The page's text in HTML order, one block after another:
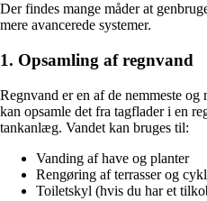
Der findes mange måder at
mere avancerede systemer.
1. Opsamling af regnvand
Regnvand er en af de nemmeste
kan opsamle det fra tagflader i en
tankanlæg. Vandet kan bruges til:
Vanding af have og planter
Rengøring af terrasser og
Toiletskyl (hvis du har et